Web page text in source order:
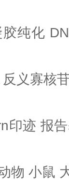
胶纯化
反义寡核
印迹 报
物 小鼠